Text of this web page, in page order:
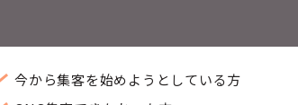
今から集客を始めようとしている方